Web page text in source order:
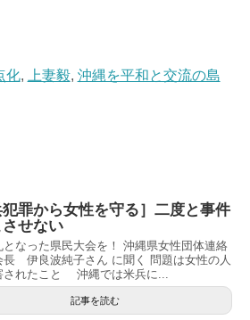
化, 上妻毅, 沖縄を平和と交流の島
犯罪から女性を守る］二度と事件
せない
となった県民大会を！ 沖縄県女性団体連絡
長 伊良波純子さん に聞く 問題は女性の人
されたこと 沖縄では米兵に...
記事を読む